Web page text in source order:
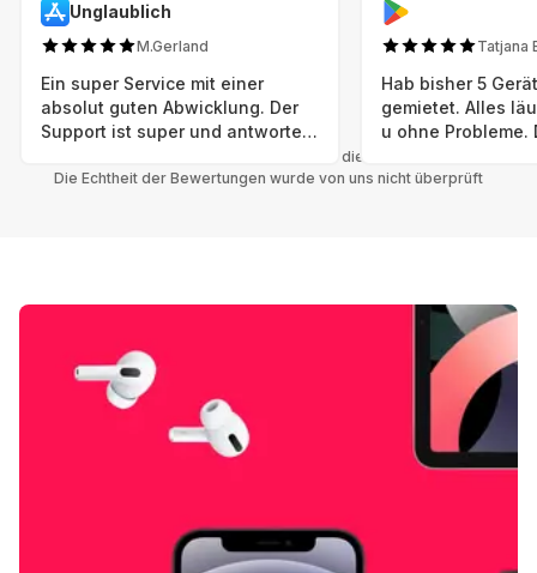
Unglaublich
M.Gerland
Ein super Service mit einer
absolut guten Abwicklung. Der
Support ist super und antworte
Tatjana
Hab bisher 5
gemietet. Alles
u ohne Probleme.
einwandfreien
Nachhaltig u wer
mal wieder ein
hat (Xbox,
Smartphone etc),
Grover nur
Möglichkeit
besteht nach
Alle Bewertungen beziehen sich auf die Grover App.
Die Echtheit der Bewertungen wurde von uns nicht überprüft